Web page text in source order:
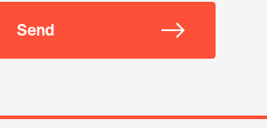
Send